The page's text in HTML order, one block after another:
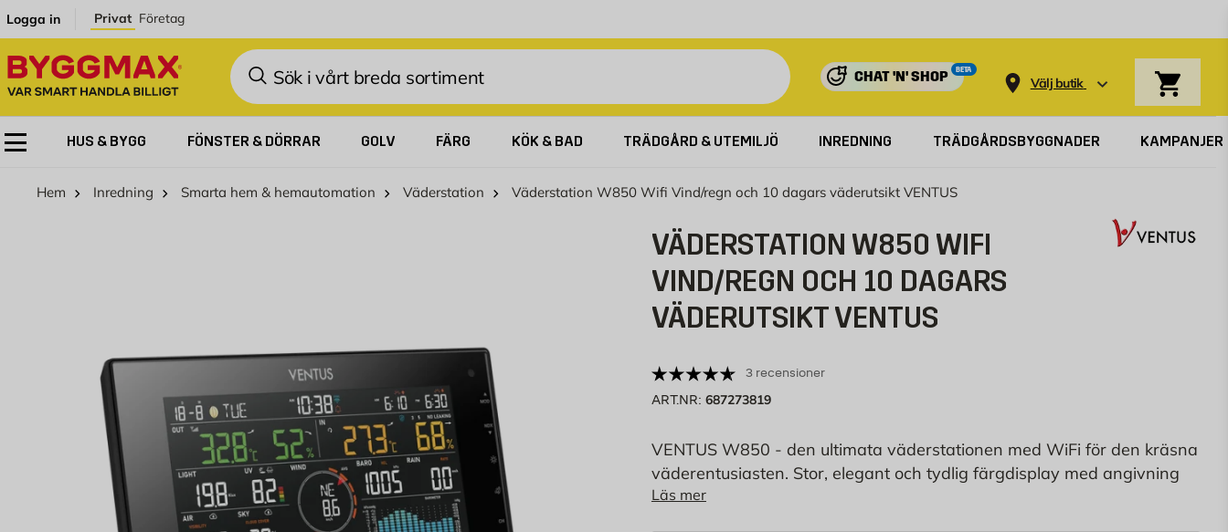
Logga in Privat Företag
Sök
CHAT 'N' SHOP
BETA
Välj butik
HUS & BYGG FÖNSTER & DÖRRAR GOLV FÄRG KÖK & BAD TRÄDGÅRD & UTEMILJÖ INREDNING TRÄDGÅRDSBYGGNADER KAMPANJER
Hem Inredning Smarta hem & hemautomation Väderstation Väderstation W850 Wifi Vind/regn och 10 dagars väderutsikt VENTUS
VÄDERSTATION W850 WIFI
VIND/REGN OCH 10 DAGARS
VÄDERUTSIKT VENTUS
3 recensioner
ART.NR: 687273819
VENTUS W850 - den ultimata väderstationen med WiFi för den kräsna
väderentusiasten. Stor, elegant och tydlig färgdisplay med angivning
av 10 dagars väderutsikt, temperatur och luftfuktighet inne och ute,
Läs mer